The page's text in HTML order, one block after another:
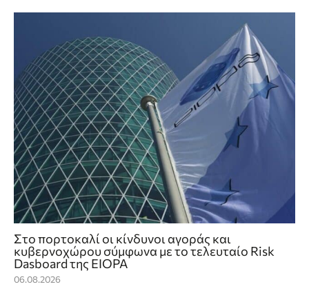
Στο πορτοκαλί οι κίνδυνοι αγοράς και
κυβερνοχώρου σύμφωνα με το τελευταίο Risk
Dasboard της EIOPA
06.08.2026